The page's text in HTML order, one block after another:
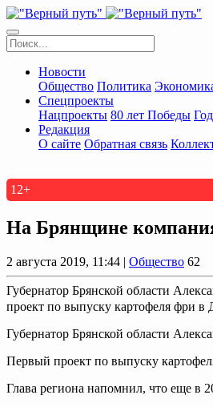
Новости
Общество Политика
Спецпроекты
Нацпроекты 80 лет Победы
Редакция
О сайте Обратная связь
12+
На Брянщине
2 августа 2019, 11:44 | Общество 62
Губернатор Брянской области
проект по выпуску картофеля фри в
Губернатор Брянской области
Первый проект по выпуску
Глава региона напомнил, что еще в